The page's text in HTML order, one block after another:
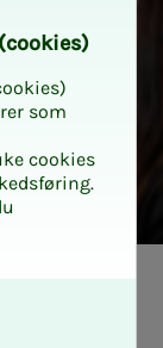
som
cookies